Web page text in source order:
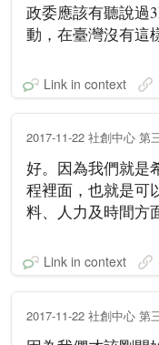
政委應該有聽說過
動，在臺灣沒有這
Link in context
2017-11-22 社創中心 第
好。因為我們就是
程裡面，也就是可
料、人力及時間方
Link in context
2017-11-22 社創中心 第